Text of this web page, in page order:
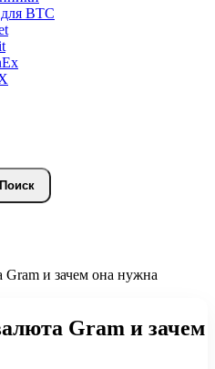
BTC
Gram и зачем она нужна
Gram и зачем